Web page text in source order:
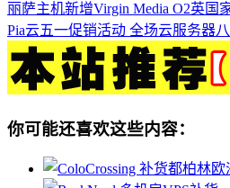
丽萨主机新增Virgin Media O2英国
Pia云五一促销活动 全场云服务器
你可能还喜欢这些内容：